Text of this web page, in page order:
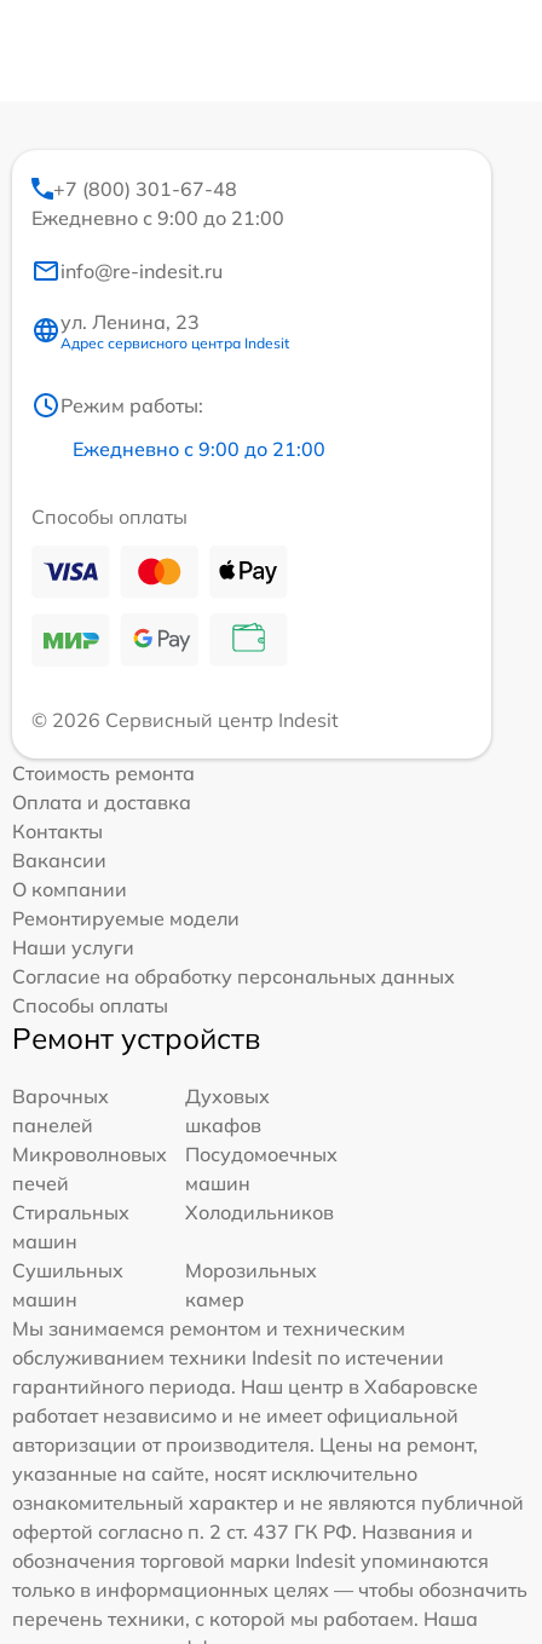
+7 (800) 301-67-48
Ежедневно с 9:00 до 21:00
info@re-indesit.ru
ул. Ленина, 23
Адрес сервисного центра Indesit
Режим работы:
Ежедневно с 9:00 до 21:00
Способы оплаты
© 2026 Сервисный центр Indesit
Стоимость ремонта
Оплата и доставка
Контакты
Вакансии
О компании
Ремонтируемые модели
Наши услуги
Согласие на обработку персональных данных
Способы оплаты
Ремонт устройств
Варочных
панелей
Духовых
шкафов
Микроволновых
печей
Посудомоечных
машин
Стиральных
машин
Холодильников
Сушильных
машин
Морозильных
камер
Мы занимаемся ремонтом и техническим
обслуживанием техники Indesit по истечении
гарантийного периода. Наш центр в Хабаровске
работает независимо и не имеет официальной
авторизации от производителя. Цены на ремонт,
указанные на сайте, носят исключительно
ознакомительный характер и не являются публичной
офертой согласно п. 2 ст. 437 ГК РФ. Названия и
обозначения торговой марки Indesit упоминаются
только в информационных целях — чтобы обозначить
перечень техники, с которой мы работаем. Наша